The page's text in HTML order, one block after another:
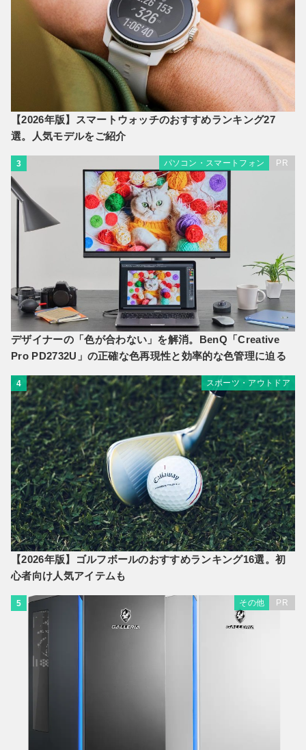
【2026年版】スマートウォッチのおすすめランキング27
選。人気モデルをご紹介
3 パソコン・スマートフォン PR
デザイナーの「色が合わない」を解消。BenQ「Creative
Pro PD2732U」の正確な色再現性と効率的な色管理に迫る
4 スポーツ・アウトドア
【2026年版】ゴルフボールのおすすめランキング16選。初
心者向け人気アイテムも
5 その他 PR